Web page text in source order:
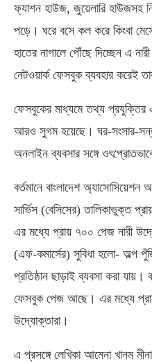
ফ্যাশন হাউজ, জুয়েলারি হাউজসহ
পড়ে। ঘরে বসে কল করে কিংবা
হাতের নাগালে পৌঁছে দিচ্ছেন এ
নেটওয়ার্ক ফেসবুক ব্যবহার করেই
ফেসবুকের মাধ্যমে তথ্য প্রযুক্তির
আরও সুগম হয়েছে। ঘর-সংসার-
অনলাইন ব্যবসার সঙ্গে
বর্তমানে বাংলাদেশ
সার্ভিস (বেসিসের) তালিকাভুক্ত
এর মধ্যে প্রায় ৭০০ পেজ নারী
(এফ-কমার্সের) সুবিধা হলো- অল্প
প্রতিষ্ঠান ছাড়াই ব্যবসা করা
ফেসবুক পেজ আছে। এর মধ্যে প্রায়
উদ্যোক্তারা।
এ প্রসঙ্গে লেখিকা আমেনা খানম